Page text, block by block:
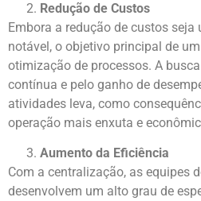
Redução de Custos
Embora a redução de custos seja
notável, o objetivo principal de
otimização de processos. A
contínua e pelo ganho de
atividades leva, como
operação mais enxuta e
Aumento da Eficiência
Com a centralização, as equipes
desenvolvem um alto grau de